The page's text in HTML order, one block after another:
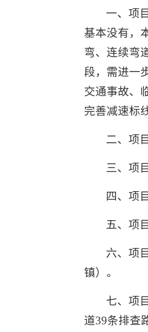
一、项
基本没有，
弯、连续弯
段，需进一
交通事故、
完善减速标
二、项
三、项
四、项
五、项
六、项
镇）。
七、项
道39条排查